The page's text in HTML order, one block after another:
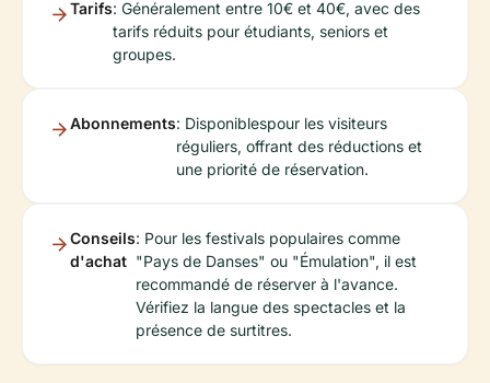
Tarifs: Généralement entre 10€ et 40€, avec des
tarifs réduits pour étudiants, seniors et
groupes.
Abonnements: Disponiblespour les visiteurs
réguliers, offrant des réductions et
une priorité de réservation.
Conseils
d'achat
: Pour les festivals populaires comme
"Pays de Danses" ou "Émulation", il est
recommandé de réserver à l'avance.
Vérifiez la langue des spectacles et la
présence de surtitres.